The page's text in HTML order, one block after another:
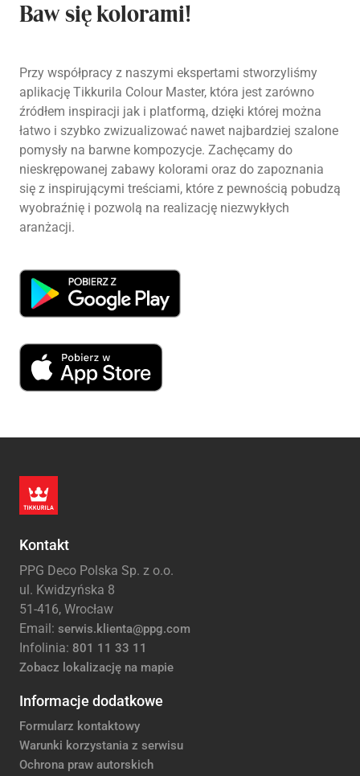
Baw się kolorami!
Przy współpracy z naszymi ekspertami stworzyliśmy
aplikację Tikkurila Colour Master, która jest zarówno
źródłem inspiracji jak i platformą, dzięki której można
łatwo i szybko zwizualizować nawet najbardziej szalone
pomysły na barwne kompozycje. Zachęcamy do
nieskrępowanej zabawy kolorami oraz do zapoznania
się z inspirującymi treściami, które z pewnością pobudzą
wyobraźnię i pozwolą na realizację niezwykłych
aranżacji.
Kontakt
PPG Deco Polska Sp. z o.o.
ul. Kwidzyńska 8
51-416, Wrocław
Email: serwis.klienta@ppg.com
Infolinia: 801 11 33 11
Zobacz lokalizację na mapie
Informacje dodatkowe
Formularz kontaktowy
Warunki korzystania z serwisu
Ochrona praw autorskich